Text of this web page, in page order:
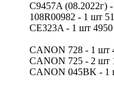
C9457A (08.2022г)
108R00982 - 1 шт
CE323A - 1 шт 4950
CANON 728 - 1 шт
CANON 725 - 2 шт
CANON 045BK - 1